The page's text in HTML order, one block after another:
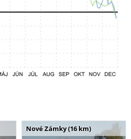
Nové Zámky (16 km)